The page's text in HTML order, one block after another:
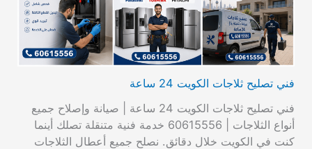
فني تصليح ثلاجات الكويت 24 ساعة
فني تصليح ثلاجات الكويت 24 ساعة | صيانة وإصلاح جميع
أنواع الثلاجات | 60615556 خدمة فنية متنقلة تصلك أينما
كنت في الكويت خلال دقائق. نصلح جميع أعطال الثلاجات